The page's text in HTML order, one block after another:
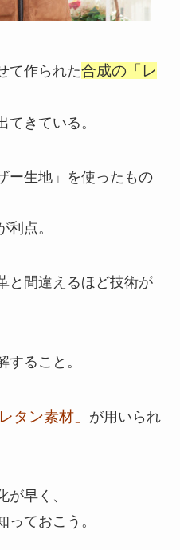
て作られた合成の「レ
てきている。
ー生地」を使ったもの
点。
と間違えるほど技術が
ること。
タン素材」 が用いられ
早く、
ておこう。